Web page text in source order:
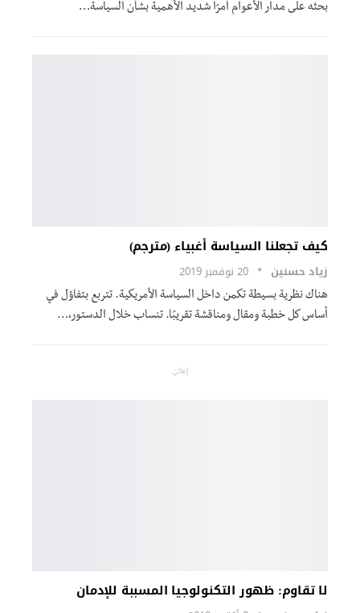
بحثه على مدار الأعوام أمرًا شديد الأهمية بشأن السياسة…
كيف تجعلنا السياسة أغبياء (مترجم)
زياد حسنين 20 نوفمبر 2019
هناك نظرية بسيطة تكمن داخل السياسة الأمريكية. تتربع بتفاؤل في
أساس كل خطبة ومقال ومناقشة تقريبًا. تنساب خلال الدستور،…
إعلان
لا تقاوم: ظهور التكنولوجيا المسببة للإدمان